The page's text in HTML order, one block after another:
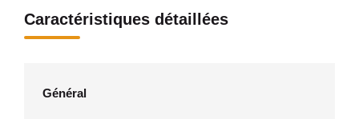
Caractéristiques détaillées
Général